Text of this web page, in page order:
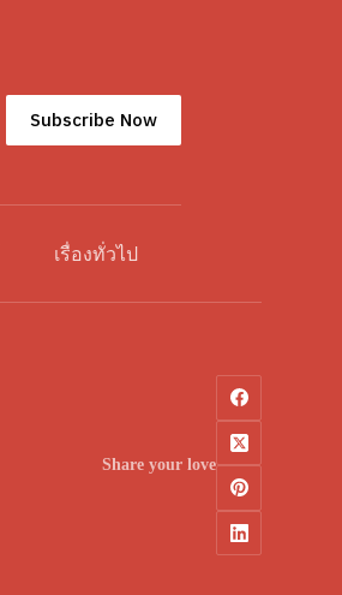
Subscribe Now
เรื่องทั่วไป
Share your love